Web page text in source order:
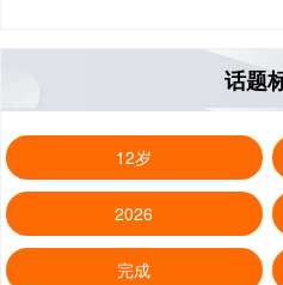
话题
12岁
2026
完成